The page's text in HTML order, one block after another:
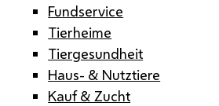
Fundservice
Tierheime
Tiergesundheit
Haus- & Nutztiere
Kauf & Zucht